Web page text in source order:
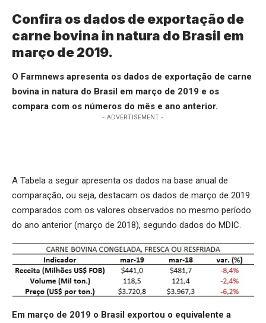
Confira os dados de exportação de
carne bovina in natura do Brasil em
março de 2019.
O Farmnews apresenta os dados de exportação de carne
bovina in natura do Brasil em março de 2019 e os
compara com os números do mês e ano anterior.
- ADVERTISEMENT -
A Tabela a seguir apresenta os dados na base anual de
comparação, ou seja, destacam os dados de março de 2019
comparados com os valores observados no mesmo período
do ano anterior (março de 2018), segundo dados do MDIC.
Em março de 2019 o Brasil exportou o equivalente a